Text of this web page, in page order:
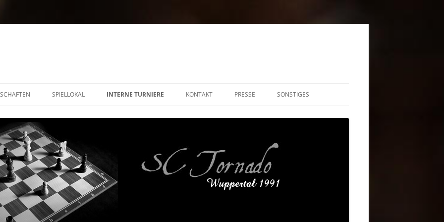
SPIELLOKAL INTERNE TURNIERE
SCHNELLSCHACH 2014/2015
BLITZ 2014/2015
KONTAKT PRESSE SONSTIGES